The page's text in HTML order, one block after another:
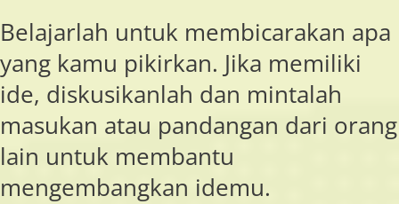
Belajarlah untuk membicarakan apa
yang kamu pikirkan. Jika memiliki
ide, diskusikanlah dan mintalah
masukan atau pandangan dari orang
lain untuk membantu
mengembangkan idemu.